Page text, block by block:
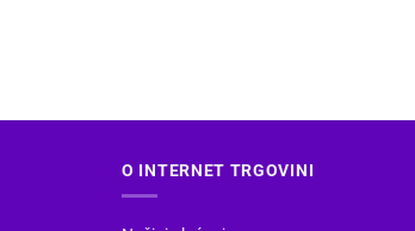
O INTERNET TRGOVINI